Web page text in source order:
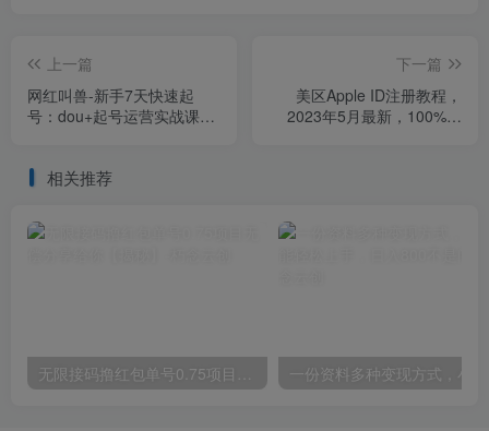
上一篇
网红叫兽-新手7天快速起
号：dou+起号运营实战课
下一篇
美区Apple ID注册教程，
2023年5月最新，100%成
相关推荐
无限接码撸红包单号0.75项目无偿分享给你【揭秘】